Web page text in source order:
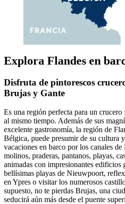
Explora Flandes en
Disfruta de pintorescos
Brujas y Gante
Es una región perfecta para un
al mismo tiempo. Además de sus
excelente gastronomía, la región de
Bélgica, puede presumir de su cultura
vacaciones en barco por los canales
molinos, praderas, pantanos, playas,
animadas con impresionantes edificios
bellísimas playas de Nieuwpoort,
en Ypres o visitar los numerosos
supuesto, no te pierdas Brujas, una
seducirá aún más desde el puente